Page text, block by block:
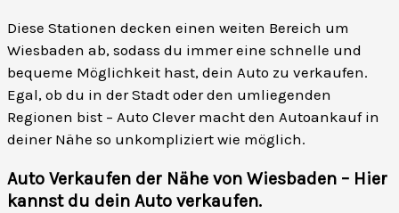
Diese Stationen decken einen weiten Bereich um
Wiesbaden ab, sodass du immer eine schnelle und
bequeme Möglichkeit hast, dein Auto zu verkaufen.
Egal, ob du in der Stadt oder den umliegenden
Regionen bist – Auto Clever macht den Autoankauf in
deiner Nähe so unkompliziert wie möglich.
Auto Verkaufen der Nähe von Wiesbaden – Hier
kannst du dein Auto verkaufen.